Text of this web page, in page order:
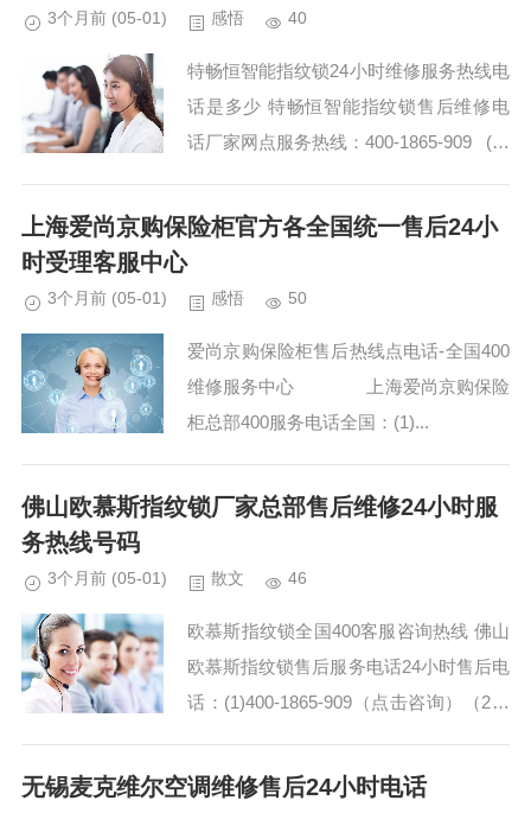
3个月前 (05-01) 感悟 40
特畅恒智能指纹锁24小时维修服务热线电
话是多少 特畅恒智能指纹锁售后维修电
话厂家网点服务热线：400-1865-909 (温
4小时客户支持...
上海爱尚京购保险柜官方各全国统一售后24小
时受理客服中心
3个月前 (05-01) 感悟 50
爱尚京购保险柜售后热线点电话-全国400
维修服务中心 上海爱尚京购保险
柜总部400服务电话全国：(1)...
佛山欧慕斯指纹锁厂家总部售后维修24小时服
务热线号码
3个月前 (05-01) 散文 46
欧慕斯指纹锁全国400客服咨询热线 佛山
欧慕斯指纹锁售后服务电话24小时售后电
话：(1)400-1865-909（点击咨询）（2）
锁全国24小时各售后...
无锡麦克维尔空调维修售后24小时电话